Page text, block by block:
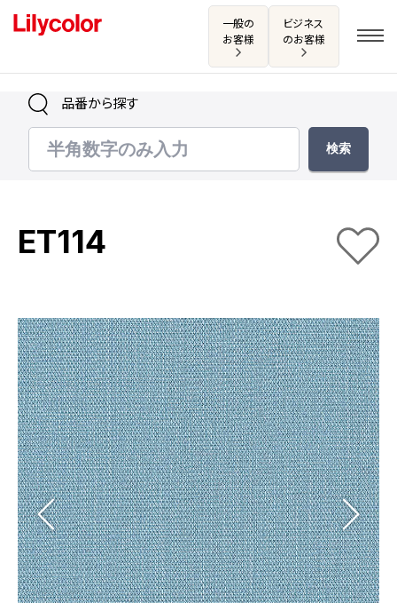
一般の
お客様
ビジネス
のお客様
ログイン・新規会員登録
お気に入り
商品を探す
商品を探す トップ
壁紙
カーテン
床材
ブランド・コレクション
Lilycolor Coordinate 着せ替えシミュレーション
カタログ一覧
カタログ一覧 トップ
壁紙
カーテン
床材
サステナブル商品
ノンワックス床タイル
壁紙機能性ガイド
施工事例
施工事例 トップ
医療・福祉施設
ホテル・オフィス・店舗
モデルハウス
新築戸建・マンション
リリカラノート
ショールーム
品番から探す
ET114